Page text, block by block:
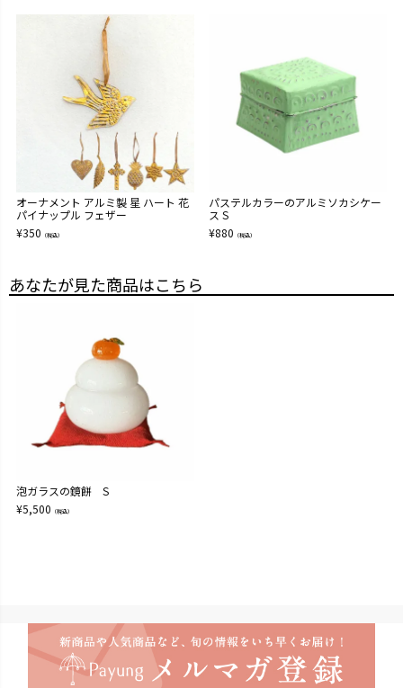
オーナメント アルミ製 星 ハート 花
パイナップル フェザー
¥350 （税込）
パステルカラーのアルミソカシケー
ス S
¥880 （税込）
あなたが見た商品はこちら
泡ガラスの鏡餅 S
¥5,500 （税込）